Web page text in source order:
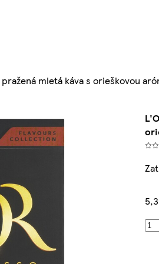
mletá káva s orieškovou